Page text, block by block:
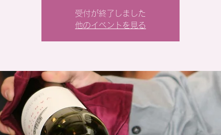
受付が終了しました
他のイベントを見る